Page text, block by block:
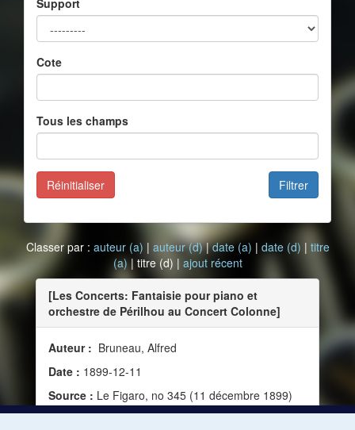
Support
Cote
Tous les champs
Filtrer
Réinitialiser
Classer par : auteur (a) | auteur (d)|date (a) | date (d) | titre
(a)| titre (d) | ajout récent
[Les Concerts: Fantaisie pour piano et
orchestre de Périlhou au Concert Colonne]
Auteur : Bruneau, Alfred
Date : 1899-12-11
Source : Le Figaro, no 345 (11 décembre 1899)